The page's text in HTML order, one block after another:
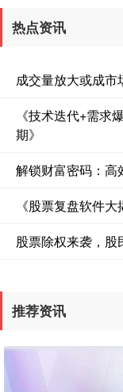
深证成指
热点资讯
成交量放大或成
《技术迭代+需求
期》
解锁财富密码：高
《股票复盘软件
股票除权来袭，股
推荐资讯